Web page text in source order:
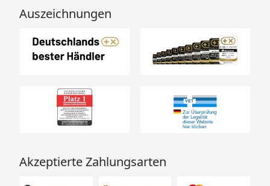
Auszeichnungen
Akzeptierte Zahlungsarten